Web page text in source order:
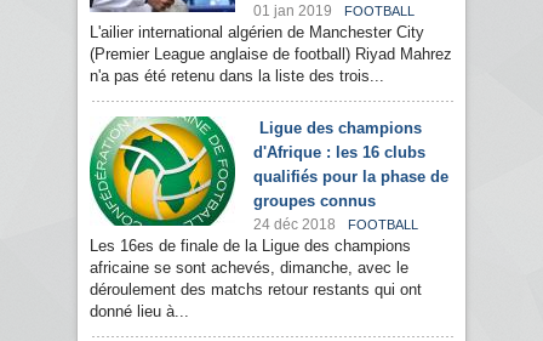
01 jan 2019 FOOTBALL
L'ailier international algérien de Manchester City
(Premier League anglaise de football) Riyad Mahrez
n'a pas été retenu dans la liste des trois...
Ligue des champions
d'Afrique : les 16 clubs
qualifiés pour la phase de
groupes connus
24 déc 2018 FOOTBALL
Les 16es de finale de la Ligue des champions
africaine se sont achevés, dimanche, avec le
déroulement des matchs retour restants qui ont
donné lieu à...